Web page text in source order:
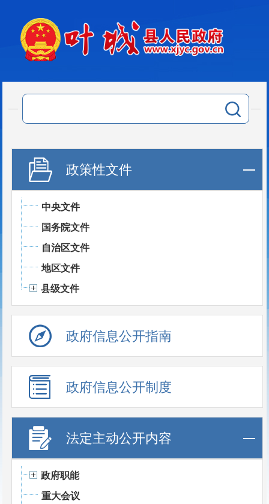
政策性文件
中央文件
国务院文件
自治区文件
地区文件
县级文件
政府信息公开指南
政府信息公开制度
法定主动公开内容
政府职能
重大会议